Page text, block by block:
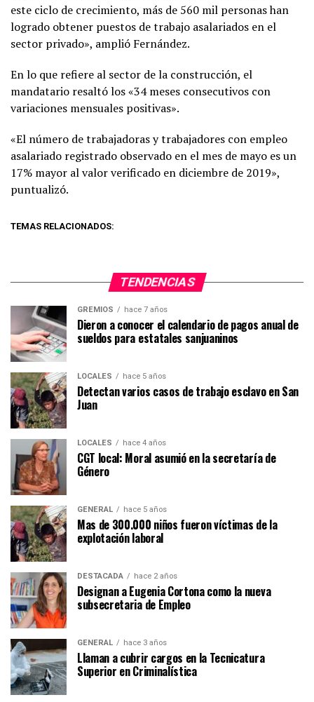
este ciclo de crecimiento, más de 560 mil personas han
logrado obtener puestos de trabajo asalariados en el
sector privado», amplió Fernández.
En lo que refiere al sector de la construcción, el
mandatario resaltó los «34 meses consecutivos con
variaciones mensuales positivas».
«El número de trabajadoras y trabajadores con empleo
asalariado registrado observado en el mes de mayo es un
17% mayor al valor verificado en diciembre de 2019»,
puntualizó.
TEMAS RELACIONADOS:
TENDENCIAS
GREMIOS hace 7 años
Dieron a conocer el calendario de pagos anual de
sueldos para estatales sanjuaninos
LOCALES hace 5 años
Detectan varios casos de trabajo esclavo en San
Juan
LOCALES hace 4 años
CGT local: Moral asumió en la secretaría de
Género
GENERAL hace 5 años
Mas de 300.000 niños fueron víctimas de la
explotación laboral
DESTACADA hace 2 años
Designan a Eugenia Cortona como la nueva
subsecretaria de Empleo
GENERAL hace 3 años
Llaman a cubrir cargos en la Tecnicatura
Superior en Criminalística